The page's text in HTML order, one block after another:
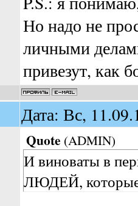
Но надо не
личными
привезут, как
Дата: Вс,
Quote (ADMIN)
И виноваты в
ЛЮДЕЙ, которые